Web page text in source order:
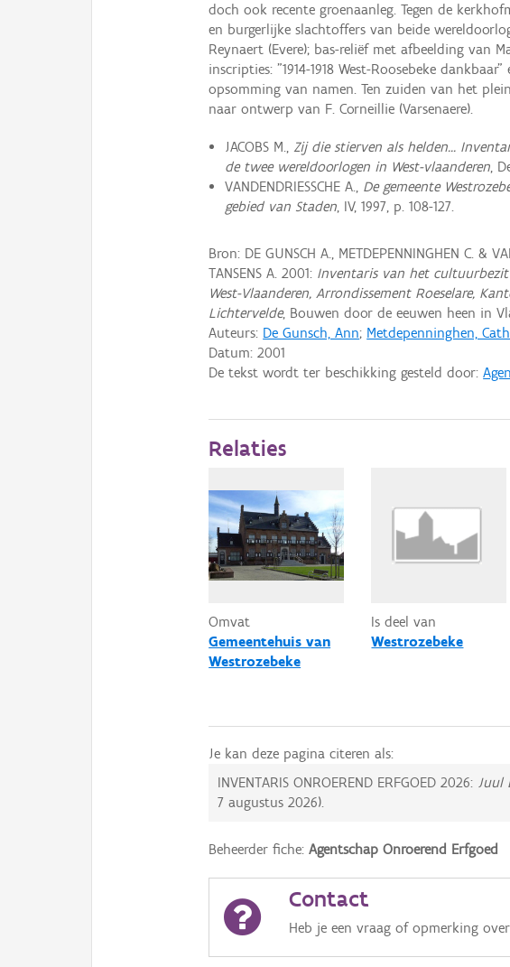
doch ook recente groenaanleg. Tegen de
en burgerlijke slachtoffers van beide
Reynaert (Evere); bas-reliëf met afbeelding van
inscripties: "1914-1918 West-Roosebeke
opsomming van namen. Ten zuiden van het
naar ontwerp van F. Corneillie (Varsenaere).
JACOBS M., Zij die stierven als helden...
de twee wereldoorlogen in West-vlaanderen,
VANDENDRIESSCHE A., De gemeente
gebied van Staden, IV, 1997, p. 108-127.
Bron: DE GUNSCH A., METDEPENNINGHEN C. &
TANSENS A. 2001: Inventaris van het
West-Vlaanderen, Arrondissement Roeselare,
Lichtervelde, Bouwen door de eeuwen heen in
Auteurs: De Gunsch, Ann; Metdepenninghen,
Datum:2001
De tekst wordt ter beschikking gesteld door:
Relaties
Omvat
Gemeentehuis van
Westrozebeke
Is deel van
Westrozebeke
Je kan deze pagina citeren als:
INVENTARIS ONROEREND ERFGOED 2026: Juul
7 augustus 2026).
Beheerder fiche:Agentschap Onroerend Erfgoed
Contact
Heb je een vraag of opmerking